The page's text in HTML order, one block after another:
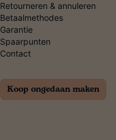
Retourneren & annuleren
Betaalmethodes
Garantie
Spaarpunten
Contact
Koop ongedaan maken